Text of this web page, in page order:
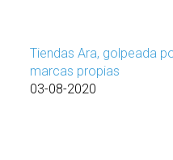
Tiendas Ara, golpeada
marcas propias
03-08-2020